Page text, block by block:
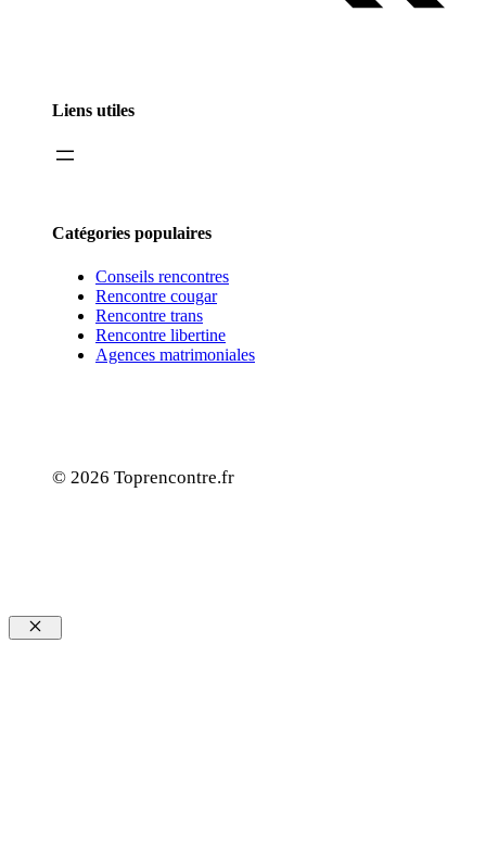
Liens utiles
Catégories populaires
Conseils rencontres
Rencontre cougar
Rencontre trans
Rencontre libertine
Agences matrimoniales
© 2026 Toprencontre.fr
Fermer